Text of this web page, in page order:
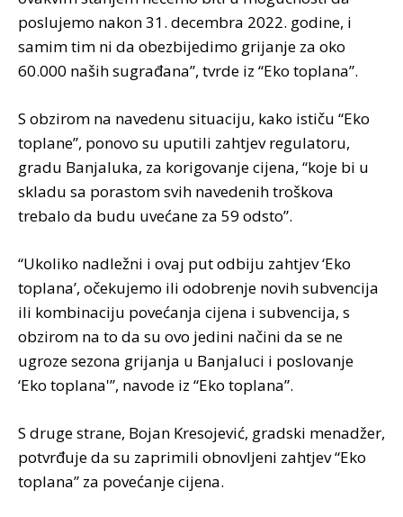
poslujemo nakon 31. decembra 2022. godine, i
samim tim ni da obezbijedimo grijanje za oko
60.000 naših sugrađana”, tvrde iz “Eko toplana”.
S obzirom na navedenu situaciju, kako ističu “Eko
toplane”, ponovo su uputili zahtjev regulatoru,
gradu Banjaluka, za korigovanje cijena, “koje bi u
skladu sa porastom svih navedenih troškova
trebalo da budu uvećane za 59 odsto”.
“Ukoliko nadležni i ovaj put odbiju zahtjev ‘Eko
toplana’, očekujemo ili odobrenje novih subvencija
ili kombinaciju povećanja cijena i subvencija, s
obzirom na to da su ovo jedini načini da se ne
ugroze sezona grijanja u Banjaluci i poslovanje
‘Eko toplana'”, navode iz “Eko toplana”.
S druge strane, Bojan Kresojević, gradski menadžer,
potvrđuje da su zaprimili obnovljeni zahtjev “Eko
toplana” za povećanje cijena.